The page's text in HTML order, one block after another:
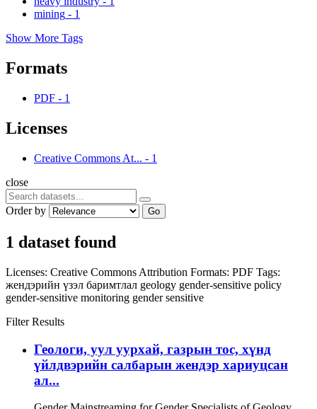
mining - 1
Show More Tags
Formats
PDF - 1
Licenses
Creative Commons At... - 1
close
Order by Go
1 dataset found
Licenses: Creative Commons Attribution Formats: PDF Tags:
жендэрийн үзэл баримтлал geology gender-sensitive policy
gender-sensitive monitoring gender sensitive
Filter Results
Геологи, уул уурхай, газрын тос, хүнд
үйлдвэрийн салбарын жендэр хариуцсан
ал...